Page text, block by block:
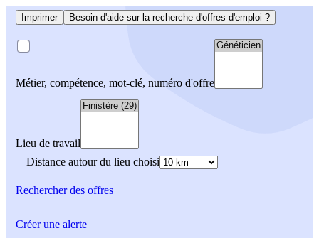
Imprimer Besoin d'aide sur la recherche d'offres d'emploi ?
Métier, compétence, mot-clé, numéro d'offre
Lieu de travail
Distance autour du lieu choisi
Rechercherdes offres
Créer une alerte